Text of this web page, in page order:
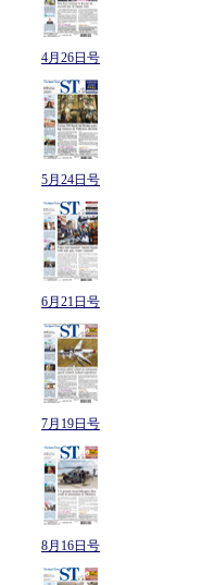
4月26日号
5月24日号
6月21日号
7月19日号
8月16日号